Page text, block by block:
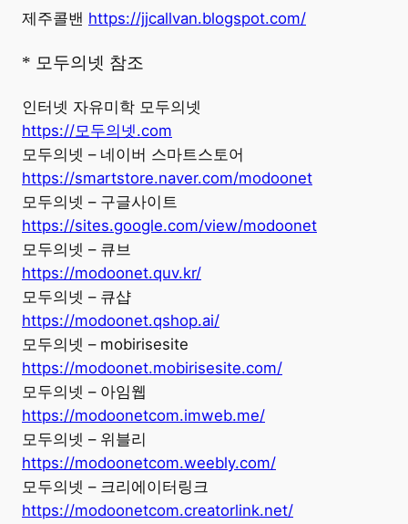
제주콜밴 https://jjcallvan.blogspot.com/
* 모두의넷 참조
인터넷 자유미학 모두의넷
https://모두의넷.com
모두의넷 – 네이버 스마트스토어
https://smartstore.naver.com/modoonet
모두의넷 – 구글사이트
https://sites.google.com/view/modoonet
모두의넷 – 큐브
https://modoonet.quv.kr/
모두의넷 – 큐샵
https://modoonet.qshop.ai/
모두의넷 – mobirisesite
https://modoonet.mobirisesite.com/
모두의넷 – 아임웹
https://modoonetcom.imweb.me/
모두의넷 – 위블리
https://modoonetcom.weebly.com/
모두의넷 – 크리에이터링크
https://modoonetcom.creatorlink.net/